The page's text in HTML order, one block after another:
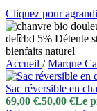
Cliquez pour
Accueil / Marque
Sac réversible en
69,00 €.50,00 €Le